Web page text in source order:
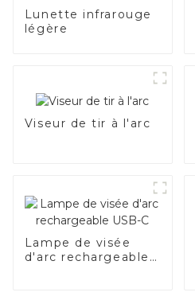
Lunette infrarouge
légère
Viseur de tir à l'arc
Lampe de visée
d'arc rechargeable